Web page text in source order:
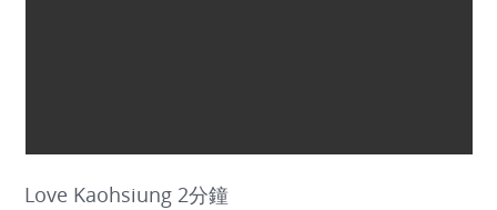
Love Kaohsiung 2分鐘